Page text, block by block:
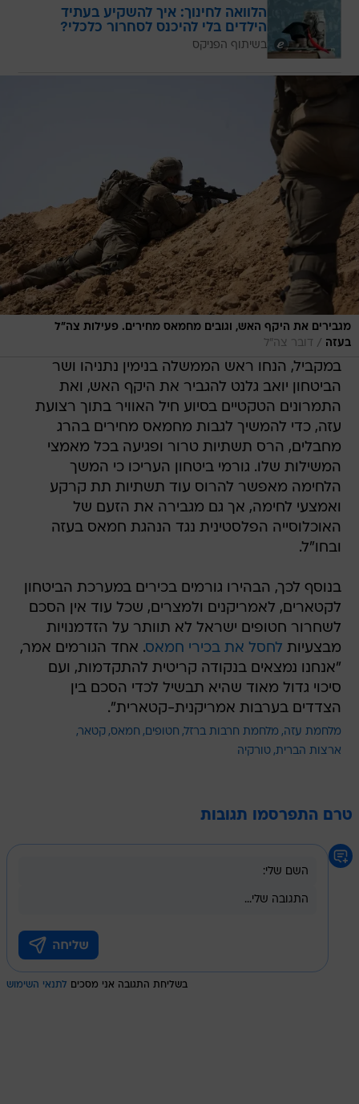
הלוואה לחינוך: איך להשקיע בעתיד
הילדים בלי להיכנס לסחרור כלכלי?
בשיתוף הפניקס
מגבירים את היקף האש, וגובים מחמאס מחירים. פעילות צה"ל
בעזה / דובר צה"ל
במקביל, הנחו ראש הממשלה בנימין נתניהו ושר
הביטחון יואב גלנט להגביר את היקף האש, ואת
התמרונים הטקטיים בסיוע חיל האוויר בתוך רצועת
עזה, כדי להמשיך לגבות מחמאס מחירים בהרג
מחבלים, הרס תשתיות טרור ופגיעה בכל מאמצי
המשילות שלו. גורמי ביטחון העריכו כי המשך
הלחימה מאפשר להרוס עוד תשתיות תת קרקע
ואמצעי לחימה, אך גם מגבירה את הזעם של
האוכלוסייה הפלסטינית נגד הנהגת חמאס בעזה
ובחו"ל.
בנוסף לכך, הבהירו גורמים בכירים במערכת הביטחון
לקטארים, לאמריקנים ולמצרים, שכל עוד אין הסכם
לשחרור חטופים ישראל לא תוותר על הזדמנויות
מבצעיות לחסל את בכירי חמאס. אחד הגורמים אמר,
"אנחנו נמצאים בנקודה קריטית להתקדמות, ועם
סיכוי גדול מאוד שהיא תבשיל לכדי הסכם בין
הצדדים בערבות אמריקנית-קטארית".
מלחמת עזה מלחמת חרבות ברזל חטופים חמאס קטאר
ארצות הברית טורקיה
טרם התפרסמו תגובות
בשליחת התגובה אני מסכים לתנאי השימוש